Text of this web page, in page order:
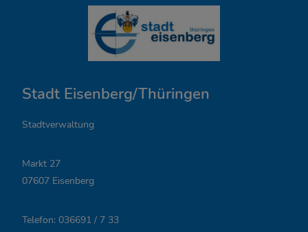
u
n
g
s
Stadt Eisenberg/Thüringen
Stadtverwaltung
Markt 27
07607 Eisenberg
Telefon: 036691 / 7 33